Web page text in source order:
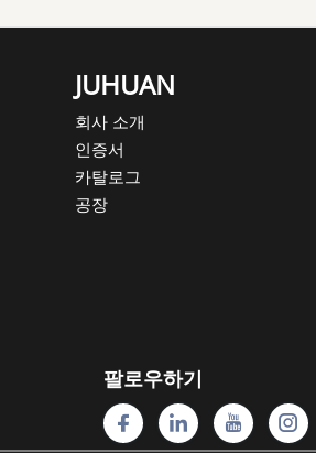
JUHUAN
회사 소개
인증서
카탈로그
공장
팔로우하기